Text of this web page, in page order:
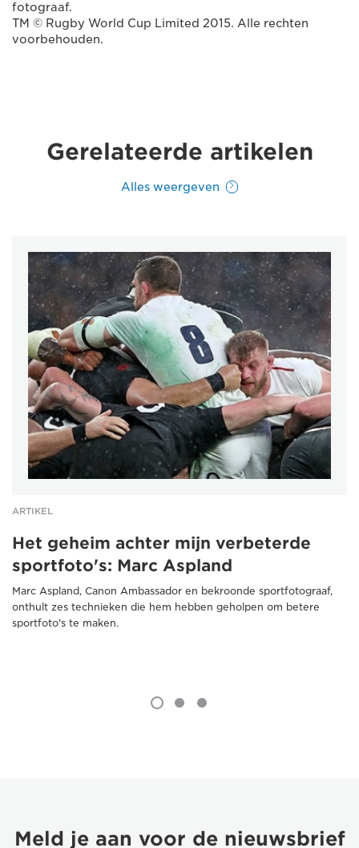
fotograaf.
TM © Rugby World Cup Limited 2015. Alle rechten
voorbehouden.
Gerelateerde artikelen
Alles weergeven
ARTIKEL
Het geheim achter mijn verbeterde
sportfoto's: Marc Aspland
Marc Aspland, Canon Ambassador en bekroonde sportfotograaf,
onthult zes technieken die hem hebben geholpen om betere
sportfoto's te maken.
Meld je aan voor de nieuwsbrief